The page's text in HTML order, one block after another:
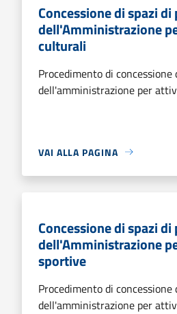
Concessione di spazi
dell'Amministrazione
culturali
Procedimento di
dell'amministrazione per
VAI ALLA PAGINA
Concessione di spazi
dell'Amministrazione
sportive
Procedimento di
dell'amministrazione per